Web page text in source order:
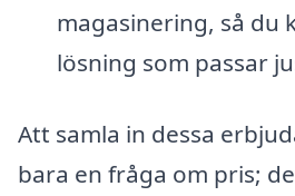
magasinering, så du
lösning som passar
Att samla in dessa
bara en fråga om pris;